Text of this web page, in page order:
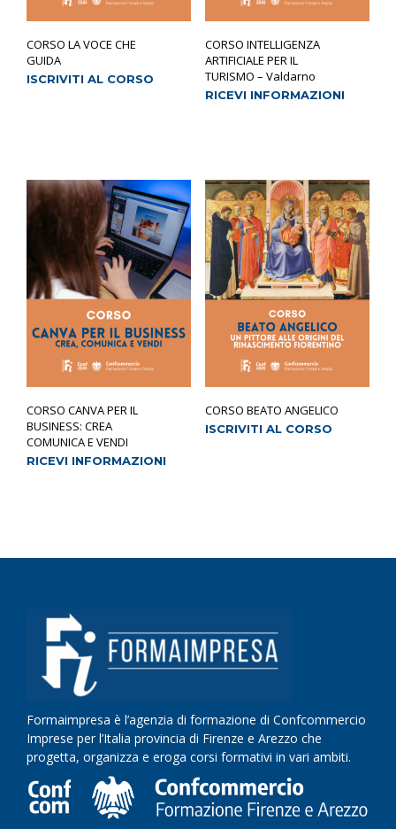
CORSO LA VOCE CHE
GUIDA
ISCRIVITI AL CORSO
CORSO INTELLIGENZA
ARTIFICIALE PER IL
TURISMO – Valdarno
RICEVI INFORMAZIONI
CORSO CANVA PER IL
BUSINESS: CREA
COMUNICA E VENDI
RICEVI INFORMAZIONI
CORSO BEATO ANGELICO
ISCRIVITI AL CORSO
Formaimpresa è l’agenzia di formazione di Confcommercio
Imprese per l’Italia provincia di Firenze e Arezzo che
progetta, organizza e eroga corsi formativi in vari ambiti.